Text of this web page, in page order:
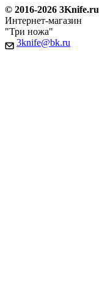
© 2016-2026 3Knife.ru
Интернет-магазин
"Три ножа"
3knife@bk.ru